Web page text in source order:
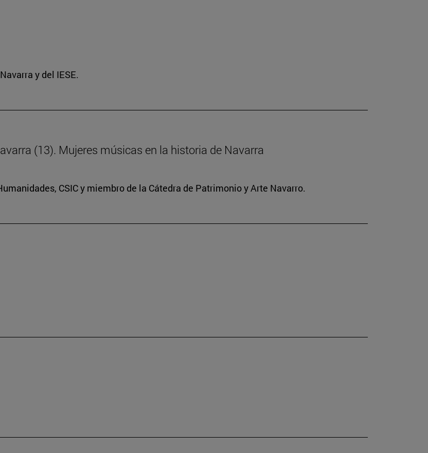
y del IESE.
(13). Mujeres músicas en la historia de Navarra
CSIC y miembro de la Cátedra de Patrimonio y Arte Navarro.